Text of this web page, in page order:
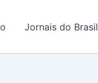
Jornais do Brasil